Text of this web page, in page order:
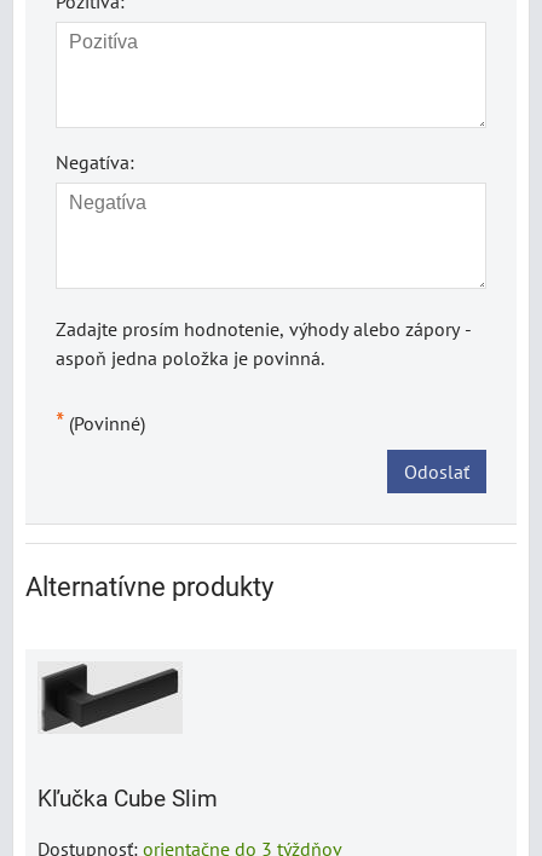
Negatíva:
Zadajte prosím hodnotenie, výhody alebo zápory -
aspoň jedna položka je povinná.
* (Povinné)
Odoslať
Alternatívne produkty
Kľučka Cube Slim
Dostupnosť: orientačne do 3 týždňov